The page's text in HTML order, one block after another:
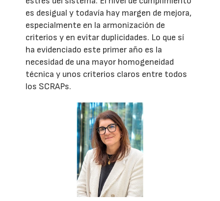
es desigual y todavía hay margen de mejora,
especialmente en la armonización de
criterios y en evitar duplicidades. Lo que sí
ha evidenciado este primer año es la
necesidad de una mayor homogeneidad
técnica y unos criterios claros entre todos
los SCRAPs.